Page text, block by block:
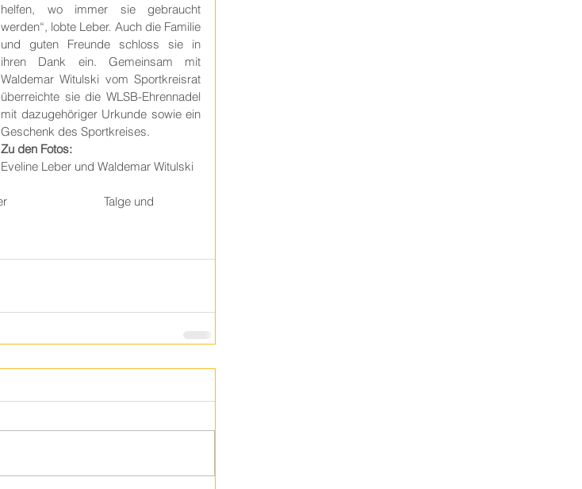
helfen, wo immer sie gebraucht
werden“, lobte Leber. Auch die Familie
und guten Freunde schloss sie in
ihren Dank ein. Gemeinsam mit
Waldemar Witulski vom Sportkreisrat
überreichte sie die WLSB-Ehrennadel
mit dazugehöriger Urkunde sowie ein
Geschenk des Sportkreises.
Zu den Fotos:
Eveline Leber und Waldemar Witulski